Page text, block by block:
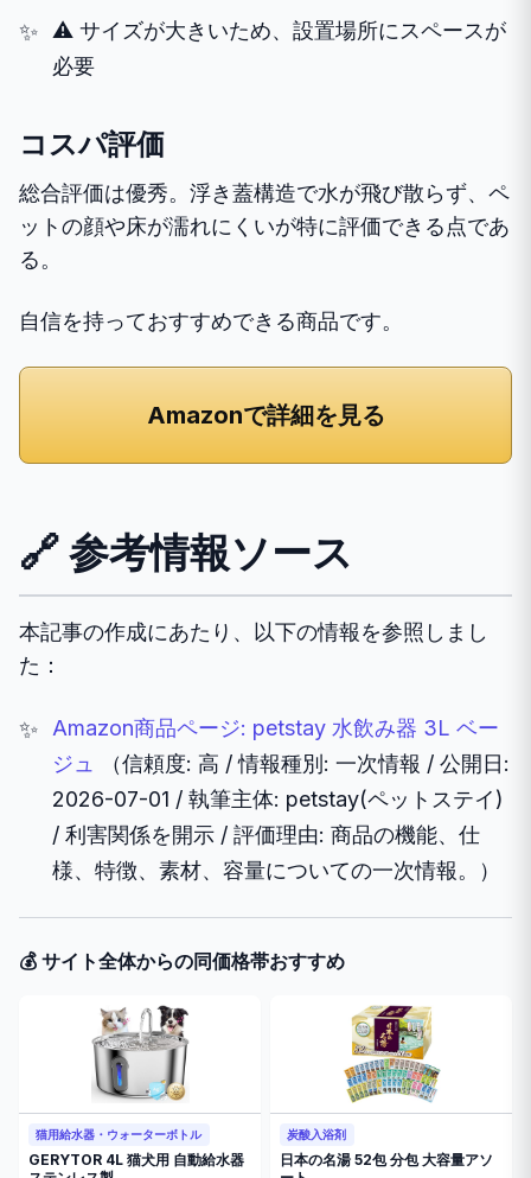
⚠️ サイズが大きいため、設置場所にスペースが
必要
コスパ評価
総合評価は優秀。浮き蓋構造で水が飛び散らず、ペ
ットの顔や床が濡れにくいが特に評価できる点であ
る。
自信を持っておすすめできる商品です。
Amazonで詳細を見る
🔗 参考情報ソース
本記事の作成にあたり、以下の情報を参照しまし
た：
Amazon商品ページ: petstay 水飲み器 3L ベー
ジュ
（信頼度: 高 / 情報種別: 一次情報 / 公開日:
2026-07-01 / 執筆主体: petstay(ペットステイ)
/ 利害関係を開示 / 評価理由: 商品の機能、仕
様、特徴、素材、容量についての一次情報。）
💰 サイト全体からの同価格帯おすすめ
猫用給水器・ウォーターボトル
GERYTOR 4L 猫犬用 自動給水器
炭酸入浴剤
日本の名湯 52包 分包 大容量アソ